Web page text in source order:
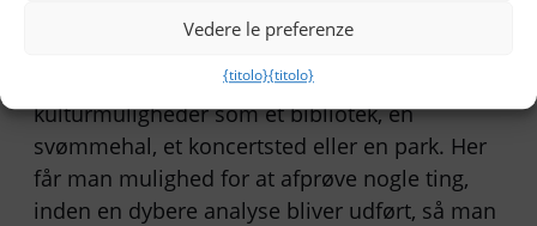
Vedere le preferenze
{titolo}{titolo}
være relevant, når man ønsker en grundig
analyse af adfærd og holdninger blandt
studerende på en skole eller brugere af lokale
kulturmuligheder som et bibliotek, en
svømmehal, et koncertsted eller en park. Her
får man mulighed for at afprøve nogle ting,
inden en dybere analyse bliver udført, så man